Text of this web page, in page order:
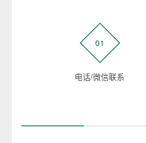
01
电话/微信联系